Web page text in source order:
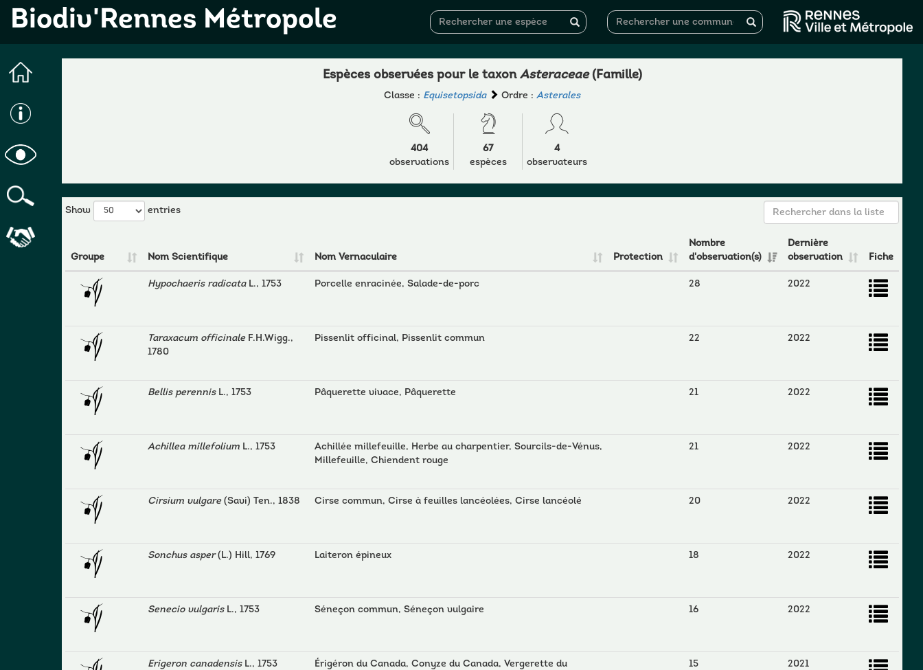
Biodiv'Rennes Métropole
Espèces observées pour le taxon Asteraceae(Famille)
Classe : Equisetopsida Ordre : Asterales
404
observations
67
espèces
4
observateurs
Show entries
Groupe Nom Scientifique Nom Vernaculaire Protection
Nombre
d'observation(s)
Dernière
observation
Fiche
Hypochaeris radicataL., 1753 Porcelle enracinée, Salade-de-porc 28 2022
Taraxacum officinaleF.H.Wigg.,
1780
Pissenlit officinal, Pissenlit commun 22 2022
Bellis perennisL., 1753 Pâquerette vivace, Pâquerette 21 2022
Achillea millefolium L., 1753
Achillée millefeuille, Herbe au charpentier, Sourcils-de-Vénus,
Millefeuille, Chiendent rouge
21 2022
Cirsium vulgare(Savi) Ten., 1838 Cirse commun, Cirse à feuilles lancéolées, Cirse lancéolé 20 2022
Sonchus asper(L.) Hill, 1769 Laiteron épineux 18 2022
Senecio vulgarisL., 1753 Séneçon commun, Séneçon vulgaire 16 2022
Erigeron canadensisL., 1753
Érigéron du Canada, Conyze du Canada, Vergerette du
15 2021